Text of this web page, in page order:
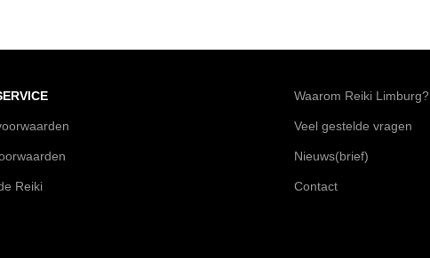
Reiki
Waarom Reiki Limburg?
Veel gestelde vragen
Nieuws(brief)
Contact